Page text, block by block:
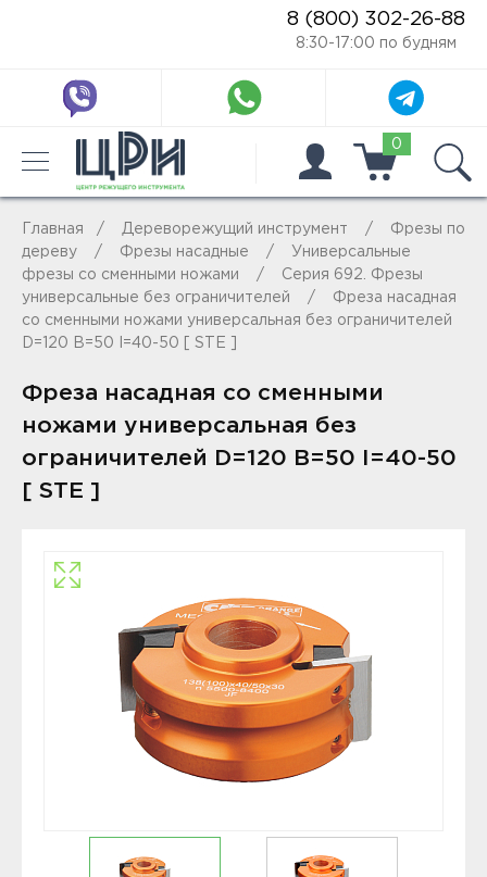
8 (800) 302-26-88
8:30-17:00 по будням
0
Главная Дереворежущий инструмент
Фрезы по
дереву
Фрезы насадные
Универсальные
фрезы со сменными ножами
Серия 692. Фрезы
универсальные без ограничителей
Фреза насадная
со сменными ножами универсальная без ограничителей
D=120 B=50 I=40-50 [ STE ]
Фреза насадная со сменными
ножами универсальная без
ограничителей D=120 B=50 I=40-50
[ STE ]